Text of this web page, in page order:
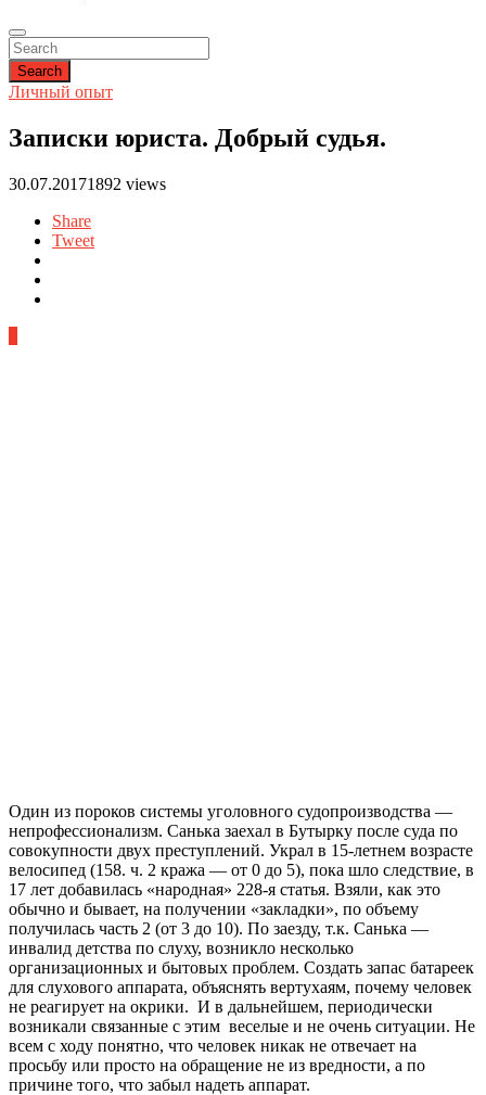
Search
Личный опыт
Записки юриста. Добрый судья.
30.07.20171892 views
Share
Tweet
Один из пороков системы уголовного судопроизводства —
непрофессионализм. Санька заехал в Бутырку после суда по
совокупности двух преступлений. Украл в 15-летнем возрасте
велосипед (158. ч. 2 кража — от 0 до 5), пока шло следствие, в
17 лет добавилась «народная» 228-я статья. Взяли, как это
обычно и бывает, на получении «закладки», по объему
получилась часть 2 (от 3 до 10). По заезду, т.к. Санька —
инвалид детства по слуху, возникло несколько
организационных и бытовых проблем. Создать запас батареек
для слухового аппарата, объяснять вертухаям, почему человек
не реагирует на окрики. И в дальнейшем, периодически
возникали связанные с этим веселые и не очень ситуации. Не
всем с ходу понятно, что человек никак не отвечает на
просьбу или просто на обращение не из вредности, а по
причине того, что забыл надеть аппарат.